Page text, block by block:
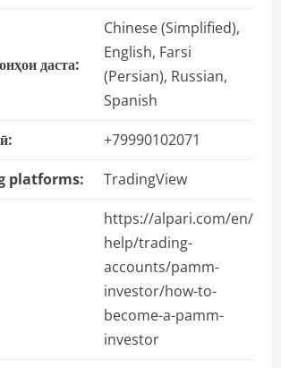
даста:
Chinese (Simplified),
English, Farsi
(Persian), Russian,
Spanish
+79990102071
platforms:
TradingView
https://alpari.com/en/
help/trading-
accounts/pamm-
investor/how-to-
become-a-pamm-
investor